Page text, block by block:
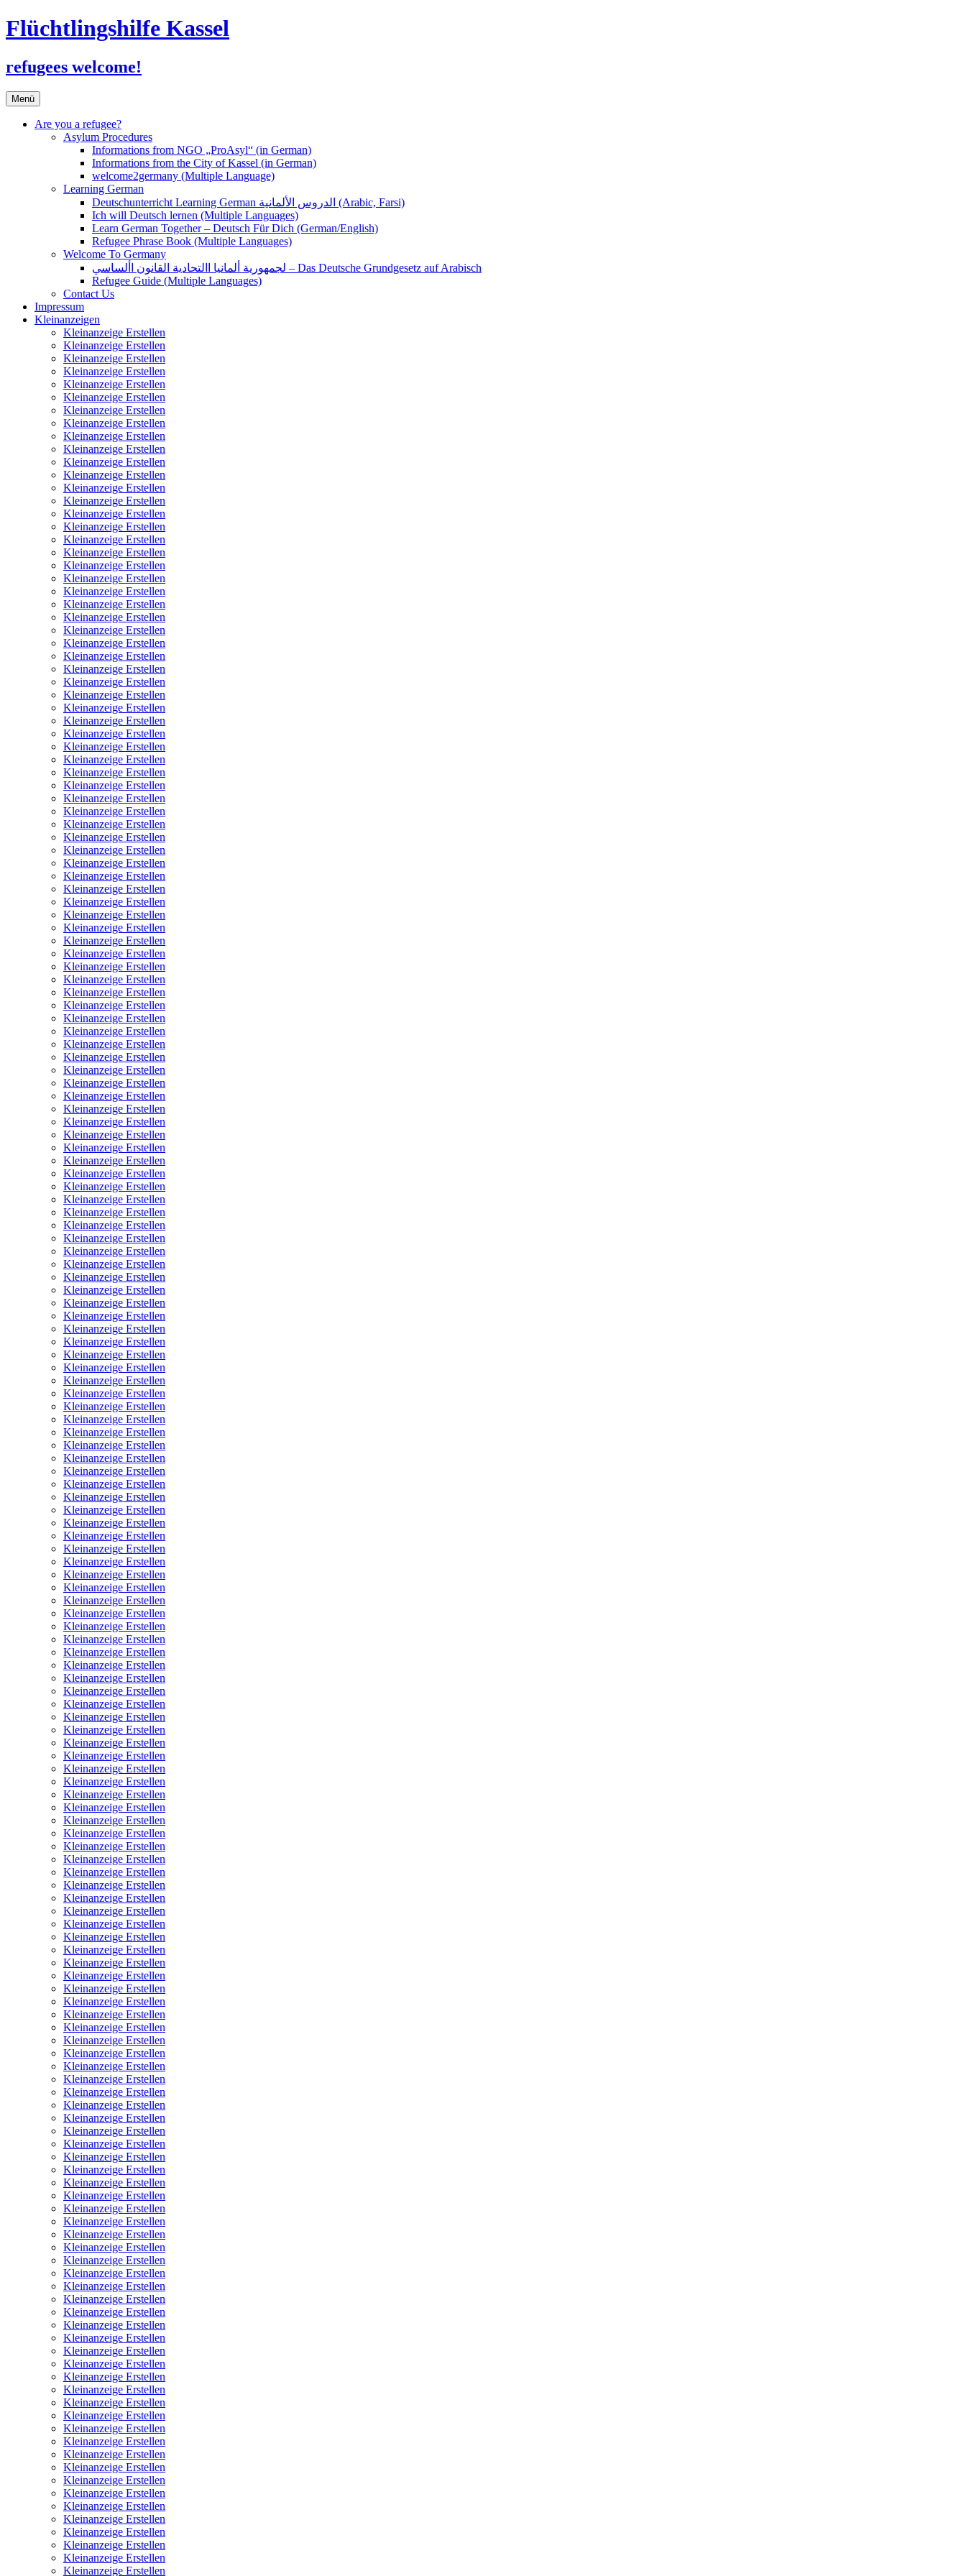
Flüchtlingshilfe Kassel
refugees welcome!
Menü Zum
Inhalt
springen
Are you a refugee?
Asylum Procedures
Informations from NGO „ProAsyl“ (in German)
Informations from the City of Kassel (in German)
welcome2germany (Multiple Language)
Learning German
Deutschunterricht Learning German الدروس الألمانية (Arabic, Farsi)
Ich will Deutsch lernen (Multiple Languages)
Learn German Together – Deutsch Für Dich (German/English)
Refugee Phrase Book (Multiple Languages)
Welcome To Germany
لجمهورية ألمانيا االتحادية القانون األساسي – Das Deutsche Grundgesetz auf Arabisch
Refugee Guide (Multiple Languages)
Contact Us
Impressum
Kleinanzeigen
Kleinanzeige Erstellen
Kleinanzeige Erstellen
Kleinanzeige Erstellen
Kleinanzeige Erstellen
Kleinanzeige Erstellen
Kleinanzeige Erstellen
Kleinanzeige Erstellen
Kleinanzeige Erstellen
Kleinanzeige Erstellen
Kleinanzeige Erstellen
Kleinanzeige Erstellen
Kleinanzeige Erstellen
Kleinanzeige Erstellen
Kleinanzeige Erstellen
Kleinanzeige Erstellen
Kleinanzeige Erstellen
Kleinanzeige Erstellen
Kleinanzeige Erstellen
Kleinanzeige Erstellen
Kleinanzeige Erstellen
Kleinanzeige Erstellen
Kleinanzeige Erstellen
Kleinanzeige Erstellen
Kleinanzeige Erstellen
Kleinanzeige Erstellen
Kleinanzeige Erstellen
Kleinanzeige Erstellen
Kleinanzeige Erstellen
Kleinanzeige Erstellen
Kleinanzeige Erstellen
Kleinanzeige Erstellen
Kleinanzeige Erstellen
Kleinanzeige Erstellen
Kleinanzeige Erstellen
Kleinanzeige Erstellen
Kleinanzeige Erstellen
Kleinanzeige Erstellen
Kleinanzeige Erstellen
Kleinanzeige Erstellen
Kleinanzeige Erstellen
Kleinanzeige Erstellen
Kleinanzeige Erstellen
Kleinanzeige Erstellen
Kleinanzeige Erstellen
Kleinanzeige Erstellen
Kleinanzeige Erstellen
Kleinanzeige Erstellen
Kleinanzeige Erstellen
Kleinanzeige Erstellen
Kleinanzeige Erstellen
Kleinanzeige Erstellen
Kleinanzeige Erstellen
Kleinanzeige Erstellen
Kleinanzeige Erstellen
Kleinanzeige Erstellen
Kleinanzeige Erstellen
Kleinanzeige Erstellen
Kleinanzeige Erstellen
Kleinanzeige Erstellen
Kleinanzeige Erstellen
Kleinanzeige Erstellen
Kleinanzeige Erstellen
Kleinanzeige Erstellen
Kleinanzeige Erstellen
Kleinanzeige Erstellen
Kleinanzeige Erstellen
Kleinanzeige Erstellen
Kleinanzeige Erstellen
Kleinanzeige Erstellen
Kleinanzeige Erstellen
Kleinanzeige Erstellen
Kleinanzeige Erstellen
Kleinanzeige Erstellen
Kleinanzeige Erstellen
Kleinanzeige Erstellen
Kleinanzeige Erstellen
Kleinanzeige Erstellen
Kleinanzeige Erstellen
Kleinanzeige Erstellen
Kleinanzeige Erstellen
Kleinanzeige Erstellen
Kleinanzeige Erstellen
Kleinanzeige Erstellen
Kleinanzeige Erstellen
Kleinanzeige Erstellen
Kleinanzeige Erstellen
Kleinanzeige Erstellen
Kleinanzeige Erstellen
Kleinanzeige Erstellen
Kleinanzeige Erstellen
Kleinanzeige Erstellen
Kleinanzeige Erstellen
Kleinanzeige Erstellen
Kleinanzeige Erstellen
Kleinanzeige Erstellen
Kleinanzeige Erstellen
Kleinanzeige Erstellen
Kleinanzeige Erstellen
Kleinanzeige Erstellen
Kleinanzeige Erstellen
Kleinanzeige Erstellen
Kleinanzeige Erstellen
Kleinanzeige Erstellen
Kleinanzeige Erstellen
Kleinanzeige Erstellen
Kleinanzeige Erstellen
Kleinanzeige Erstellen
Kleinanzeige Erstellen
Kleinanzeige Erstellen
Kleinanzeige Erstellen
Kleinanzeige Erstellen
Kleinanzeige Erstellen
Kleinanzeige Erstellen
Kleinanzeige Erstellen
Kleinanzeige Erstellen
Kleinanzeige Erstellen
Kleinanzeige Erstellen
Kleinanzeige Erstellen
Kleinanzeige Erstellen
Kleinanzeige Erstellen
Kleinanzeige Erstellen
Kleinanzeige Erstellen
Kleinanzeige Erstellen
Kleinanzeige Erstellen
Kleinanzeige Erstellen
Kleinanzeige Erstellen
Kleinanzeige Erstellen
Kleinanzeige Erstellen
Kleinanzeige Erstellen
Kleinanzeige Erstellen
Kleinanzeige Erstellen
Kleinanzeige Erstellen
Kleinanzeige Erstellen
Kleinanzeige Erstellen
Kleinanzeige Erstellen
Kleinanzeige Erstellen
Kleinanzeige Erstellen
Kleinanzeige Erstellen
Kleinanzeige Erstellen
Kleinanzeige Erstellen
Kleinanzeige Erstellen
Kleinanzeige Erstellen
Kleinanzeige Erstellen
Kleinanzeige Erstellen
Kleinanzeige Erstellen
Kleinanzeige Erstellen
Kleinanzeige Erstellen
Kleinanzeige Erstellen
Kleinanzeige Erstellen
Kleinanzeige Erstellen
Kleinanzeige Erstellen
Kleinanzeige Erstellen
Kleinanzeige Erstellen
Kleinanzeige Erstellen
Kleinanzeige Erstellen
Kleinanzeige Erstellen
Kleinanzeige Erstellen
Kleinanzeige Erstellen
Kleinanzeige Erstellen
Kleinanzeige Erstellen
Kleinanzeige Erstellen
Kleinanzeige Erstellen
Kleinanzeige Erstellen
Kleinanzeige Erstellen
Kleinanzeige Erstellen
Kleinanzeige Erstellen
Kleinanzeige Erstellen
Kleinanzeige Erstellen
Kleinanzeige Erstellen
Kleinanzeige Erstellen
Kleinanzeige Erstellen
Kleinanzeige Erstellen
Kleinanzeige Erstellen
Kleinanzeige Erstellen